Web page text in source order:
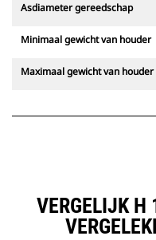
Asdiameter gereedschap
Minimaal gewicht van houder
Maximaal gewicht van houder
VERGELIJK H